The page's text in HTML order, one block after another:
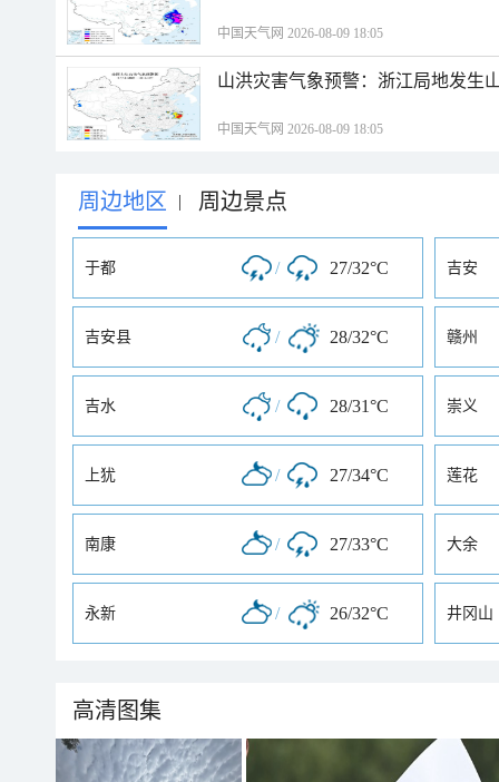
中国天气网 2026-08-09 18:05
山洪灾害气象预警：浙江局地发生
中国天气网 2026-08-09 18:05
周边地区 | 周边景点
于都 / 27/32°C 吉安
吉安县 / 28/32°C 赣州
吉水 / 28/31°C 崇义
上犹 / 27/34°C 莲花
南康 / 27/33°C 大余
永新 / 26/32°C 井冈山
高清图集